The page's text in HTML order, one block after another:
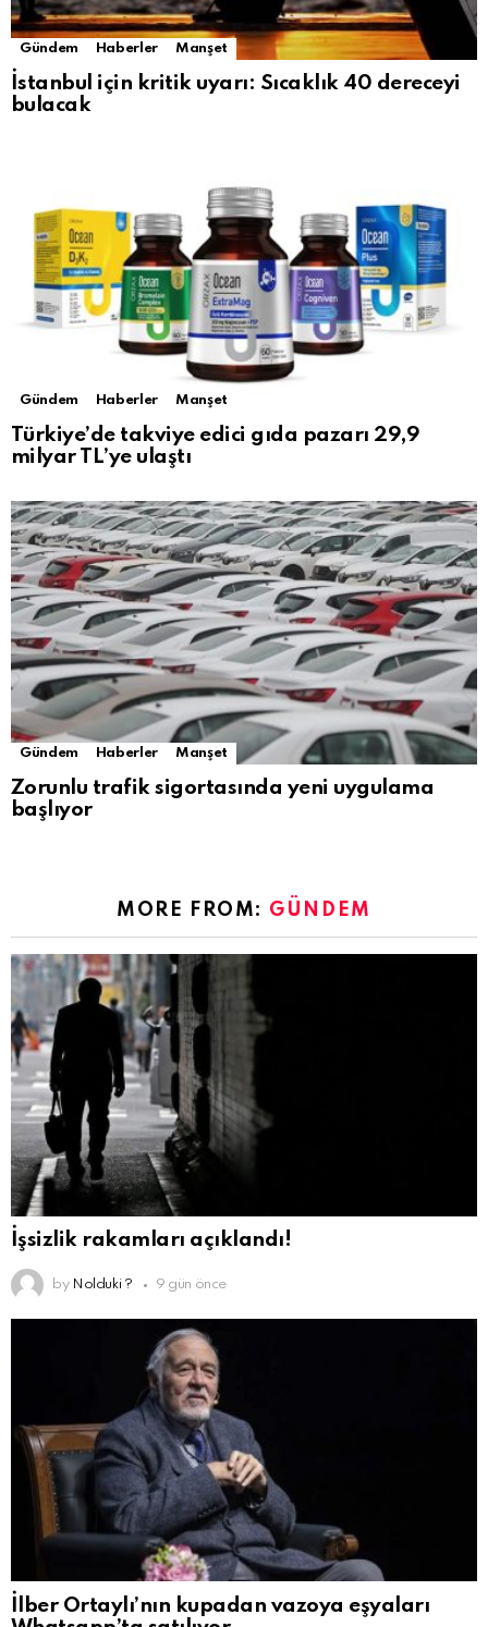
Gündem Haberler Manşet
İstanbul için kritik uyarı: Sıcaklık 40 dereceyi
bulacak
Gündem Haberler Manşet
Türkiye’de takviye edici gıda pazarı 29,9
milyar TL’ye ulaştı
Gündem Haberler Manşet
Zorunlu trafik sigortasında yeni uygulama
başlıyor
MORE FROM: GÜNDEM
İşsizlik rakamları açıklandı!
by Nolduki ? 9 gün önce
İlber Ortaylı’nın kupadan vazoya eşyaları